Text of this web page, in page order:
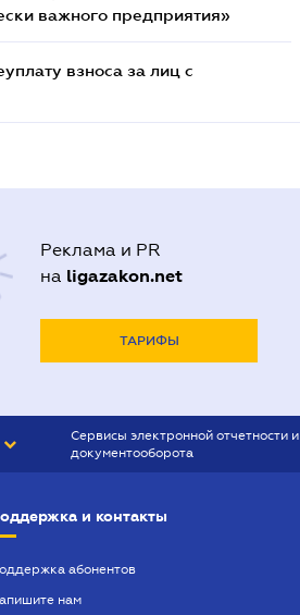
важного предприятия»
взноса за лиц с
Реклама и PR
на ligazakon.net
ТАРИФЫ
Сервисы электронной отчетности и
документооборота
и контакты
абонентов
нам